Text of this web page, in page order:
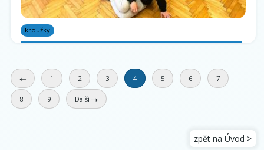
kroužky
1 2 3 4 5 6 7
8 9 Další
zpět na Úvod >